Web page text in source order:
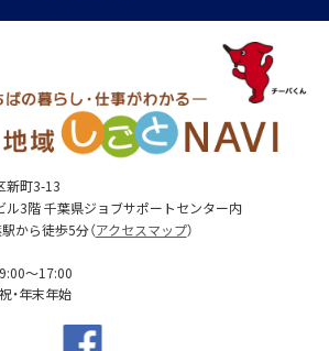
新町3-13
ル3階 千葉県ジョブサポートセンター内
から徒歩5分（アクセスマップ）
～17:00
祝・年末年始